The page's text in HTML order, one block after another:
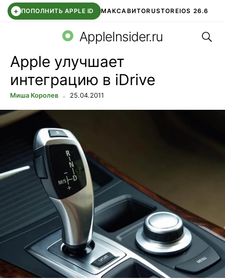
+ ПОПОЛНИТЬ APPLE ID МАКСАВИТОRUSTOREIOS 26.6
СБЕР КИДС ВТБ ОНЛАЙН ЧАТ В ROBLOX
AppleInsider.ru
Apple улучшает
интеграцию в iDrive
Миша Королев 25.04.2011